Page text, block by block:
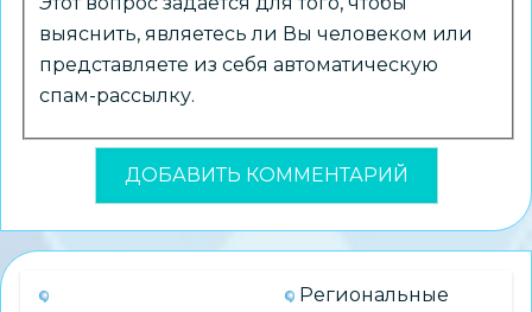
выяснить, являетесь ли Вы человеком или
представляете из себя автоматическую
спам-рассылку.
Региональные